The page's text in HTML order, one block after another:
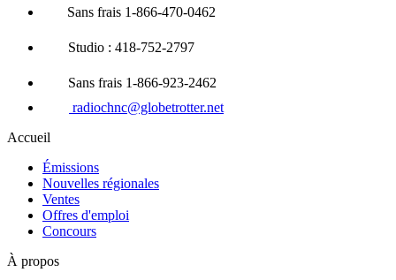
Sans frais 1-866-470-0462
Studio : 418-752-2797
Sans frais 1-866-923-2462
radiochnc@globetrotter.net
Accueil
Émissions
Nouvelles régionales
Ventes
Offres d'emploi
Concours
À propos